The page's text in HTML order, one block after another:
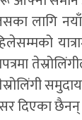
लागि
दिएका छैनन्